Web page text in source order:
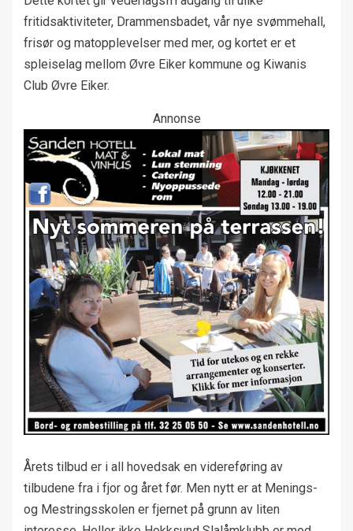
fritidsaktiviteter, Drammensbadet, vår nye svømmehall,
frisør og matopplevelser med mer, og kortet er et
spleiselag mellom Øvre Eiker kommune og Kiwanis
Club Øvre Eiker.
Annonse
Årets tilbud er i all hovedsak en videreføring av
tilbudene fra i fjor og året før. Men nytt er at Menings-
og Mestringsskolen er fjernet på grunn av liten